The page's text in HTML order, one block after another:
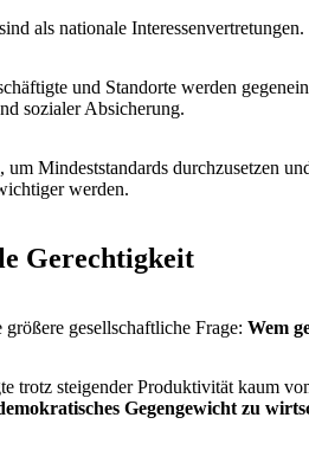
als nationale
und Standorte werden
sozialer Absicherung.
Mindeststandards
werden.
Gerechtigkeit
gesellschaftliche Frage: Wem
trotz steigender Produktivität kaum
Gegengewicht zu